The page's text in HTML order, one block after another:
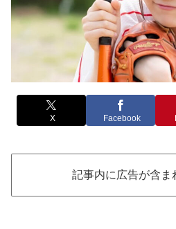
X Facebook
記事内に広告が含ま